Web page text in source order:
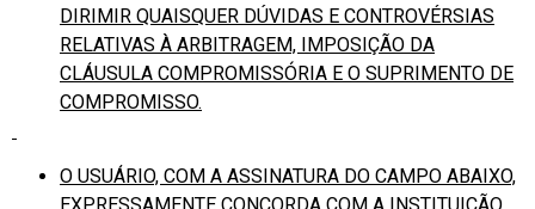
DIRIMIR QUAISQUER DÚVIDAS E CONTROVÉRSIAS
RELATIVAS À ARBITRAGEM, IMPOSIÇÃO DA
CLÁUSULA COMPROMISSÓRIA E O SUPRIMENTO DE
COMPROMISSO.
O USUÁRIO, COM A ASSINATURA DO CAMPO ABAIXO,